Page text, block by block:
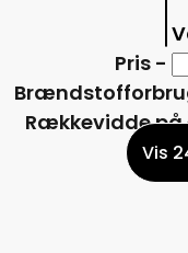
Pris -
Rækkevidde på
Vis